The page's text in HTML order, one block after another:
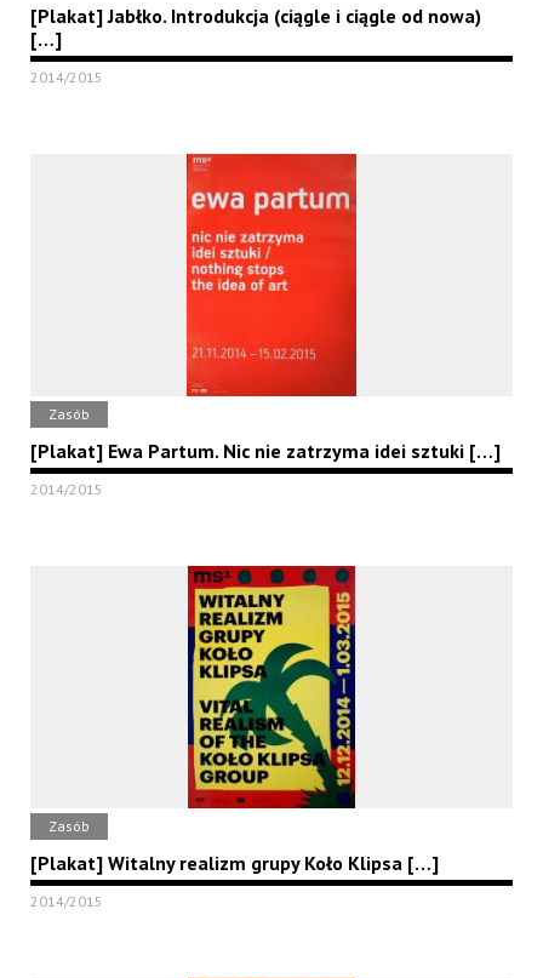
[Plakat] Jabłko. Introdukcja (ciągle i ciągle od nowa)
[…]
2014/2015
Zasób
[Plakat] Ewa Partum. Nic nie zatrzyma idei sztuki […]
2014/2015
Zasób
[Plakat] Witalny realizm grupy Koło Klipsa […]
2014/2015